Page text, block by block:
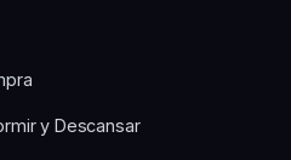
y Descansar